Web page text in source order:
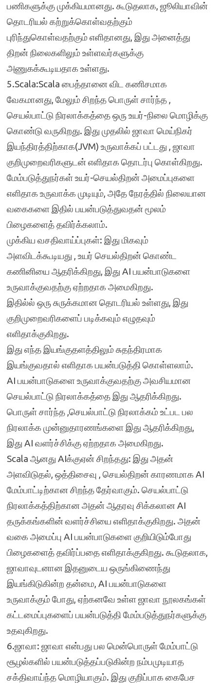
பணிகளுக்கு முக்கியமானது. கூடுதலாக, ஜூலியாவின்
தொடரியல் கற்றுக்கொள்வதற்கும்
புரிந்துகொள்வதற்கும் எளிதானது, இது அனைத்து
திறன் நிலைகளிலும் உள்ளவர்களுக்கு
அணுகக்கூடியதாக உள்ளது.
5.Scala:Scala பைத்தானை விட கணிசமாக
வேகமானது, மேலும் சிறந்த பொருள் சார்ந்த ,
செயல்பாட்டு நிரலாக்கத்தை ஒரு உயர்-நிலை மொழிக்கு
கொண்டு வருகிறது. இது முதலில் ஜாவா மெய்நிகர்
இயந்திரத்திற்காக(JVM) உருவாக்கப் பட்டது , ஜாவா
குறிமுறைவரிகளுடன் எளிதாக தொடர்பு கொள்கிறது.
மேம்படுத்துநர்கள் உயர்-செயல்திறன் அமைப்புகளை
எளிதாக உருவாக்க முடியும், அதே நேரத்தில் நிலையான
வகைகளை இதில் பயன்படுத்துவதன் மூலம்
பிழைகளைத் தவிர்க்கலாம்.
முக்கிய வசதிவாய்ப்புகள்: இது மிகவும்
அளவிடக்கூடியது , உயர் செயல்திறன் கொண்ட
கணினியை ஆதரிக்கிறது, இது AI பயன்பாடுகளை
உருவாக்குவதற்கு ஏற்றதாக அமைகிறது.
இதில்ல் ஒரு சுருக்கமான தொடரியல் உள்ளது, இது
குறிமுறைவரிகளைப் படிக்கவும் எழுதவும்
எளிதாக்குகிறது.
இது எந்த இயங்குதளத்திலும் சுதந்திரமாக
இயங்குவதால் எளிதாக பயன்படுத்தி கொள்ளலாம்.
AI பயன்பாடுகளை உருவாக்குவதற்கு அவசியமான
செயல்பாட்டு நிரலாக்கத்தை இது ஆதரிக்கிறது.
பொருள் சார்ந்த ,செயல்பாட்டு நிரலாக்கம் உட்பட பல
நிரலாக்க முன்னுதாரணங்களை இது ஆதரிக்கிறது,
இது AI வளர்ச்சிக்கு ஏற்றதாக அமைகிறது.
Scala ஆனது AIக்குஏன் சிறந்தது: இது அதன்
அளவிடுதல், ஒத்திசைவு , செயல்திறன் காரணமாக AI
மேம்பாட்டிற்கான சிறந்த தேர்வாகும். செயல்பாட்டு
நிரலாக்கத்திற்கான அதன் ஆதரவு சிக்கலான AI
தருக்கங்களின் வளர்ச்சியை எளிதாக்குகிறது. அதன்
வகை அமைப்பு AI பயன்பாடுகளை குறியிடும்போது
பிழைகளைத் தவிர்ப்பதை எளிதாக்குகிறது. கூடுதலாக,
ஜாவாவுடனான இதனுடைய ஒருங்கிணைந்து
இயங்கிடுகின்ற தன்மை, AI பயன்பாடுகளை
உருவாக்கும் போது, ஏற்கனவே உள்ள ஜாவா நூலகங்கள்
கட்டமைப்புகளைப் பயன்படுத்தி மேம்படுத்துநர்களுக்கு
உதவுகிறது.
6.ஜாவா: ஜாவா என்பது பல மென்பொருள் மேம்பாட்டு
சூழல்களில் பயன்படுத்தப்படுகின்ற நம்பமுடியாத
சக்திவாய்ந்த மொழியாகும். இது குறிப்பாக கைபேச